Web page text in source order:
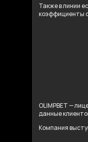
Также в линии
коэффициенты
OLIMPBET —
данные
Компания